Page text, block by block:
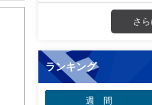
さ
ランキング
週 間